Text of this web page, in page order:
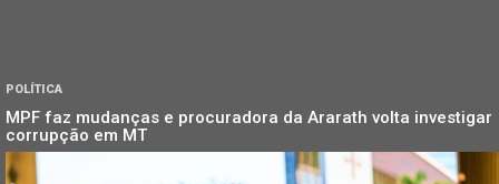
POLÍTICA
MPF faz mudanças e procuradora da Ararath volta investigar
corrupção em MT